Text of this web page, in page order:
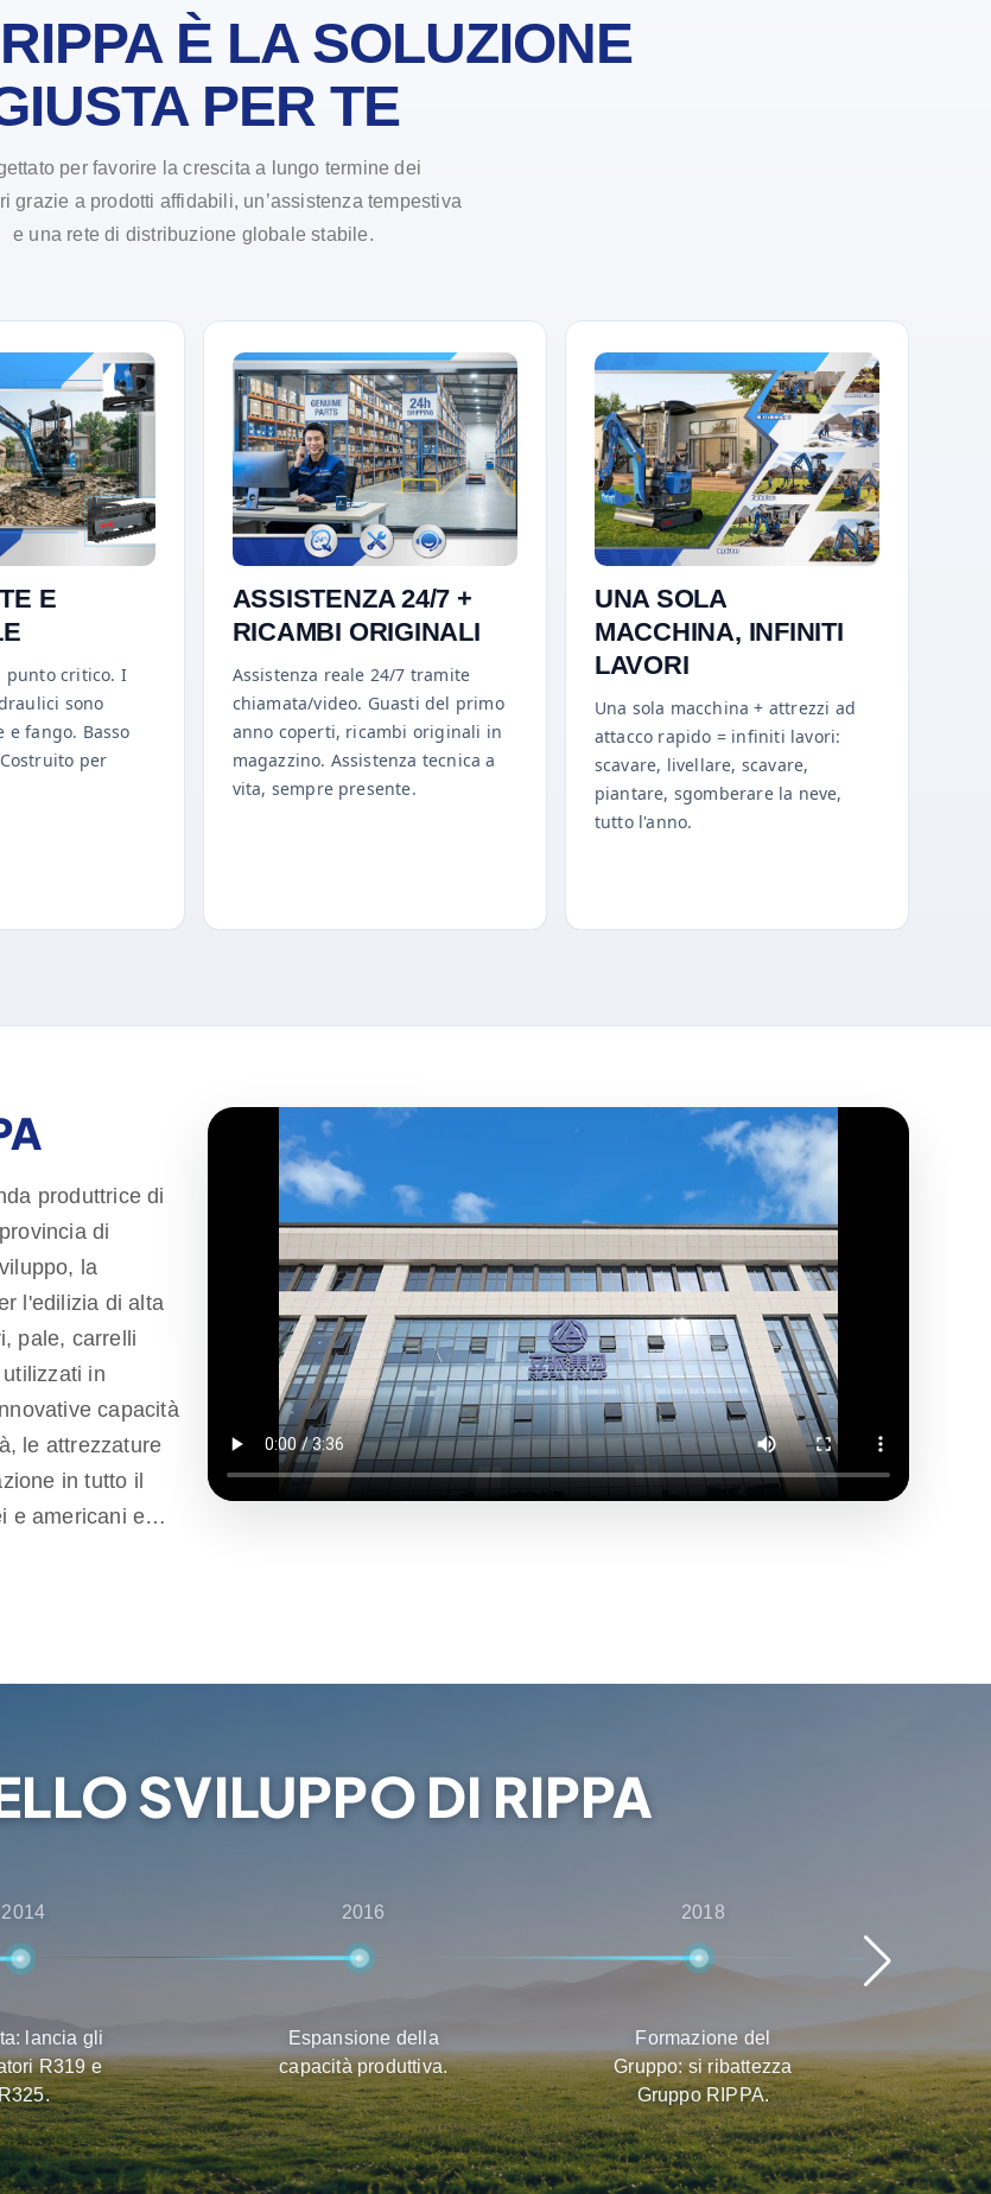
È LA SOLUZIONE
PER TE
per favorire la crescita a lungo termine dei
grazie a prodotti affidabili, un’assistenza tempestiva
e una rete di distribuzione globale stabile.
E
punto critico. I
sono
e fango. Basso
per
ASSISTENZA 24/7 +
RICAMBI ORIGINALI
Assistenza reale 24/7 tramite
chiamata/video. Guasti del primo
anno coperti, ricambi originali in
magazzino. Assistenza tecnica a
vita, sempre presente.
UNA SOLA
MACCHINA, INFINITI
LAVORI
Una sola macchina + attrezzi ad
attacco rapido = infiniti lavori:
scavare, livellare, scavare,
piantare, sgomberare la neve,
tutto l'anno.
produttrice di
di
la
l'edilizia di alta
pale, carrelli
in
capacità
le attrezzature
in tutto il
e americani e
Rippa ha
one-stop,
SVILUPPO DI RIPPA
2014
lancia gli
R319 e
2016
Espansione della
capacità produttiva.
2018
Formazione del
Gruppo: si ribattezza
Gruppo RIPPA.